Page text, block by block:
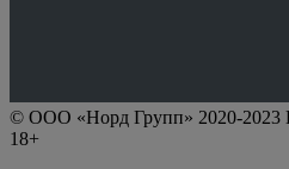
© ООО «Норд Групп» 2020-2023
18+